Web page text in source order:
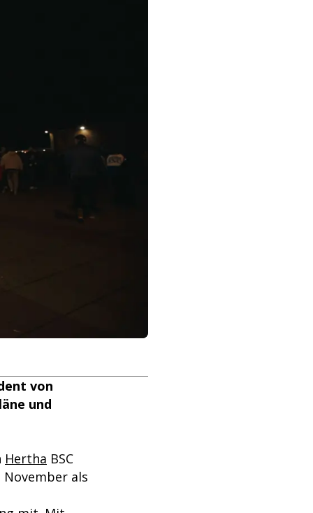
von
und
Hertha BSC
als